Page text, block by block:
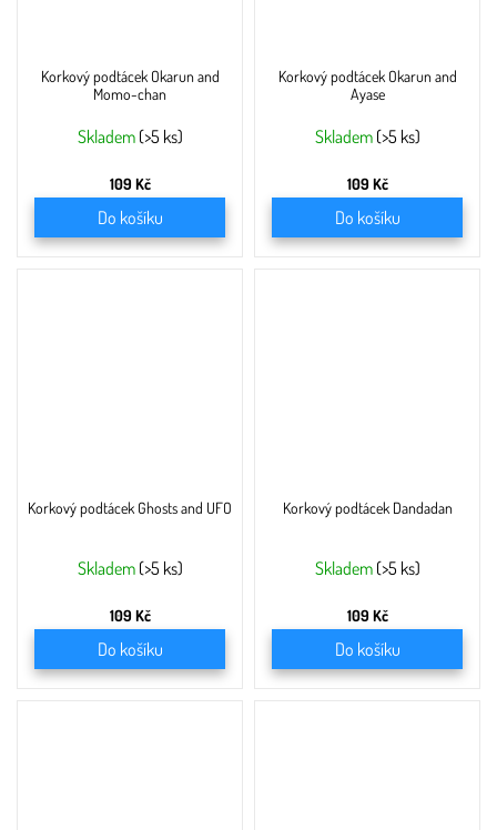
Korkový podtácek Okarun and
Momo-chan
Skladem (>5 ks)
109 Kč
Do košíku
Korkový podtácek Okarun and
Ayase
Skladem (>5 ks)
109 Kč
Do košíku
Korkový podtácek Ghosts and UFO
Skladem (>5 ks)
109 Kč
Do košíku
Korkový podtácek Dandadan
Skladem (>5 ks)
109 Kč
Do košíku